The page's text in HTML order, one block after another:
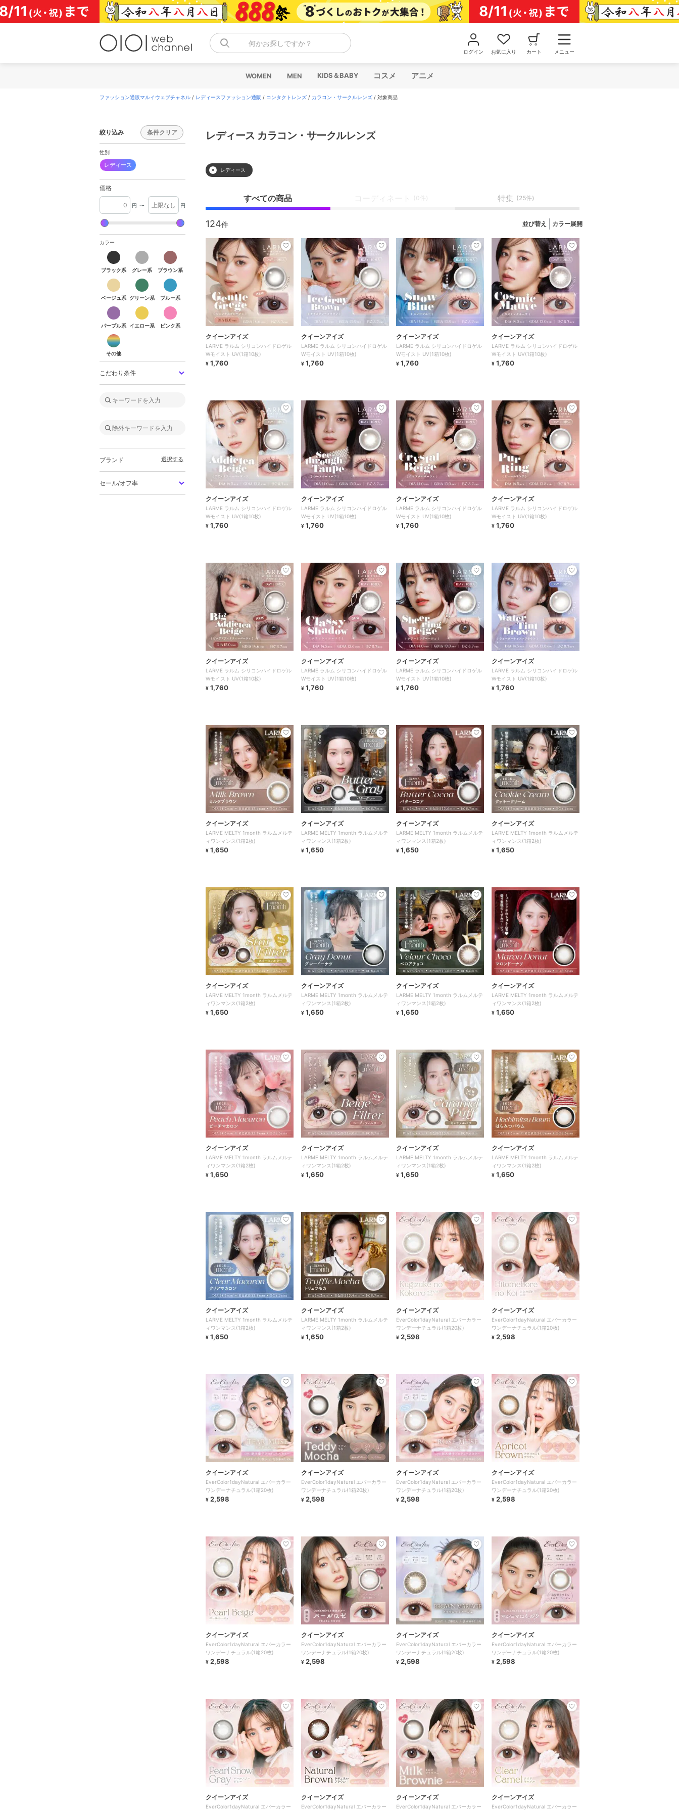
コ
ン
テ
何かお探しですか？
ログイン お気に入り カート メニュー
WOMEN MEN KIDS＆BABY コスメ アニメ
ファッション通販マルイウェブチャネル / レディースファッション通販 / コンタクトレンズ / カラコン・サークルレンズ / 対象商品
絞り込み 条件クリア
性別
レディース
価格
円 〜 円
カラー
ブラック系
ブラック系
グレー系
グレー系
ブラウン系
ブラウン系
ベージュ系
ベージュ系
グリーン系
グリーン系
ブルー系
ブルー系
パープル系
パープル系
イエロー系
イエロー系
ピンク系
ピンク系
その他
その他
こだわり条件
ブランド 選択する
セール/オフ率
レディース カラコン・サークルレンズ
レディース
すべての商品 コーディネート (0件) 特集 (25件)
124 並び替え カラー展開
クイーンアイズ
LARME ラルム シリコンハイドロゲル
Wモイスト UV(1箱10枚)
¥ 1,760
クイーンアイズ
LARME ラルム シリコンハイドロゲル
Wモイスト UV(1箱10枚)
¥ 1,760
クイーンアイズ
LARME ラルム シリコンハイドロゲル
Wモイスト UV(1箱10枚)
¥ 1,760
クイーンアイズ
LARME ラルム シリコンハイドロゲル
Wモイスト UV(1箱10枚)
¥ 1,760
クイーンアイズ
LARME ラルム シリコンハイドロゲル
Wモイスト UV(1箱10枚)
¥ 1,760
クイーンアイズ
LARME ラルム シリコンハイドロゲル
Wモイスト UV(1箱10枚)
¥ 1,760
クイーンアイズ
LARME ラルム シリコンハイドロゲル
Wモイスト UV(1箱10枚)
¥ 1,760
クイーンアイズ
LARME ラルム シリコンハイドロゲル
Wモイスト UV(1箱10枚)
¥ 1,760
クイーンアイズ
LARME ラルム シリコンハイドロゲル
Wモイスト UV(1箱10枚)
¥ 1,760
クイーンアイズ
LARME ラルム シリコンハイドロゲル
Wモイスト UV(1箱10枚)
¥ 1,760
クイーンアイズ
LARME ラルム シリコンハイドロゲル
Wモイスト UV(1箱10枚)
¥ 1,760
クイーンアイズ
LARME ラルム シリコンハイドロゲル
Wモイスト UV(1箱10枚)
¥ 1,760
クイーンアイズ
LARME MELTY 1month ラルムメルテ
ィワンマンス(1箱2枚)
¥ 1,650
クイーンアイズ
LARME MELTY 1month ラルムメルテ
ィワンマンス(1箱2枚)
¥ 1,650
クイーンアイズ
LARME MELTY 1month ラルムメルテ
ィワンマンス(1箱2枚)
¥ 1,650
クイーンアイズ
LARME MELTY 1month ラルムメルテ
ィワンマンス(1箱2枚)
¥ 1,650
クイーンアイズ
LARME MELTY 1month ラルムメルテ
ィワンマンス(1箱2枚)
¥ 1,650
クイーンアイズ
LARME MELTY 1month ラルムメルテ
ィワンマンス(1箱2枚)
¥ 1,650
クイーンアイズ
LARME MELTY 1month ラルムメルテ
ィワンマンス(1箱2枚)
¥ 1,650
クイーンアイズ
LARME MELTY 1month ラルムメルテ
ィワンマンス(1箱2枚)
¥ 1,650
クイーンアイズ
LARME MELTY 1month ラルムメルテ
ィワンマンス(1箱2枚)
¥ 1,650
クイーンアイズ
LARME MELTY 1month ラルムメルテ
ィワンマンス(1箱2枚)
¥ 1,650
クイーンアイズ
LARME MELTY 1month ラルムメルテ
ィワンマンス(1箱2枚)
¥ 1,650
クイーンアイズ
LARME MELTY 1month ラルムメルテ
ィワンマンス(1箱2枚)
¥ 1,650
クイーンアイズ
LARME MELTY 1month ラルムメルテ
ィワンマンス(1箱2枚)
¥ 1,650
クイーンアイズ
LARME MELTY 1month ラルムメルテ
ィワンマンス(1箱2枚)
¥ 1,650
クイーンアイズ
EverColor1dayNatural エバーカラー
ワンデーナチュラル(1箱20枚)
¥ 2,598
クイーンアイズ
EverColor1dayNatural エバーカラー
ワンデーナチュラル(1箱20枚)
¥ 2,598
クイーンアイズ
EverColor1dayNatural エバーカラー
ワンデーナチュラル(1箱20枚)
¥ 2,598
クイーンアイズ
EverColor1dayNatural エバーカラー
ワンデーナチュラル(1箱20枚)
¥ 2,598
クイーンアイズ
EverColor1dayNatural エバーカラー
ワンデーナチュラル(1箱20枚)
¥ 2,598
クイーンアイズ
EverColor1dayNatural エバーカラー
ワンデーナチュラル(1箱20枚)
¥ 2,598
クイーンアイズ
EverColor1dayNatural エバーカラー
ワンデーナチュラル(1箱20枚)
¥ 2,598
クイーンアイズ
EverColor1dayNatural エバーカラー
ワンデーナチュラル(1箱20枚)
¥ 2,598
クイーンアイズ
EverColor1dayNatural エバーカラー
ワンデーナチュラル(1箱20枚)
¥ 2,598
クイーンアイズ
EverColor1dayNatural エバーカラー
ワンデーナチュラル(1箱20枚)
¥ 2,598
クイーンアイズ
EverColor1dayNatural エバーカラー
クイーンアイズ
EverColor1dayNatural エバーカラー
クイーンアイズ
EverColor1dayNatural エバーカラー
クイーンアイズ
EverColor1dayNatural エバーカラー